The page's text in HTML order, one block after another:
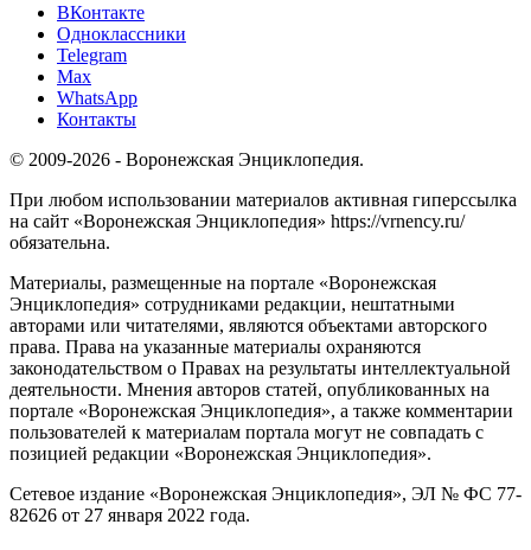
ВКонтакте
Одноклассники
Telegram
Max
WhatsApp
Контакты
© 2009-2026 - Воронежская Энциклопедия.
При любом использовании материалов активная гиперссылка
на сайт «Воронежская Энциклопедия» https://vrnency.ru/
обязательна.
Материалы, размещенные на портале «Воронежская
Энциклопедия» сотрудниками редакции, нештатными
авторами или читателями, являются объектами авторского
права. Права на указанные материалы охраняются
законодательством о Правах на результаты интеллектуальной
деятельности. Мнения авторов статей, опубликованных на
портале «Воронежская Энциклопедия», а также комментарии
пользователей к материалам портала могут не совпадать с
позицией редакции «Воронежская Энциклопедия».
Сетевое издание «Воронежская Энциклопедия», ЭЛ № ФС 77-
82626 от 27 января 2022 года.